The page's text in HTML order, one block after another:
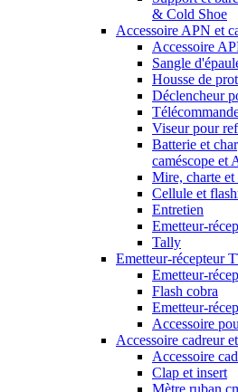
& Cold Shoe
Accessoire APN et
Accessoire
Sangle
Housse de
Déclencheur
Viseur pour
Batterie et
caméscope et
Mire, charte et
Cellule et
Entretien
Emetteur-
Tally
Emetteur-récepteur
Emetteur-
Flash cobra
Emetteur-
Accessoire
Accessoire cadreur
Accessoire
Clap et insert
Mètre ruban